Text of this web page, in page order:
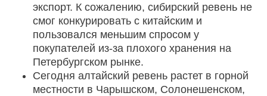
экспорт. К сожалению, сибирский ревень не
смог конкурировать с китайским и
пользовался меньшим спросом у
покупателей из-за плохого хранения на
Петербургском рынке.
Сегодня алтайский ревень растет в горной
местности в Чарышском, Солонешенском,